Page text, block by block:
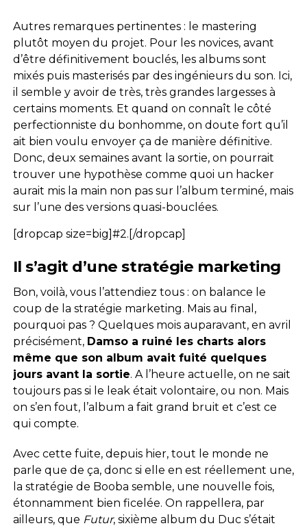
Autres remarques pertinentes : le mastering
plutôt moyen du projet. Pour les novices, avant
d’être définitivement bouclés, les albums sont
mixés puis masterisés par des ingénieurs du son. Ici,
il semble y avoir de très, très grandes largesses à
certains moments. Et quand on connaît le côté
perfectionniste du bonhomme, on doute fort qu’il
ait bien voulu envoyer ça de manière définitive.
Donc, deux semaines avant la sortie, on pourrait
trouver une hypothèse comme quoi un hacker
aurait mis la main non pas sur l’album terminé, mais
sur l’une des versions quasi-bouclées.
[dropcap size=big]#2.[/dropcap]
Il s’agit d’une stratégie marketing
Bon, voilà, vous l’attendiez tous : on balance le
coup de la stratégie marketing. Mais au final,
pourquoi pas ? Quelques mois auparavant, en avril
précisément, Damso a ruiné les charts alors
même que son album avait fuité quelques
jours avant la sortie. A l’heure actuelle, on ne sait
toujours pas si le leak était volontaire, ou non. Mais
on s’en fout, l’album a fait grand bruit et c’est ce
qui compte.
Avec cette fuite, depuis hier, tout le monde ne
parle que de ça, donc si elle en est réellement une,
la stratégie de Booba semble, une nouvelle fois,
étonnamment bien ficelée. On rappellera, par
ailleurs, que Futur, sixième album du Duc s’était